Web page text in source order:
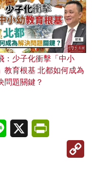
：少子化衝擊「中小
教育根基 北都如何成為
問題關鍵？
Line X